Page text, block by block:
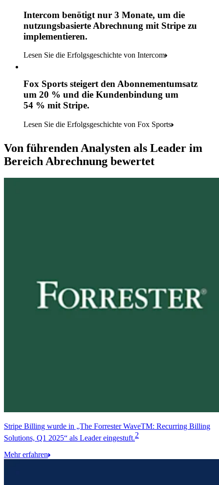
Intercom benötigt nur 3 Monate, um die
nutzungsbasierte Abrechnung mit Stripe zu
implementieren.
Lesen Sie die Erfolgsgeschichte von Intercom
Fox Sports steigert den Abonnementumsatz
um 20 % und die Kundenbindung um
54 % mit Stripe.
Lesen Sie die Erfolgsgeschichte von Fox Sports
Von führenden Analysten als Leader im
Bereich Abrechnung bewertet
Stripe Billing wurde in „The Forrester WaveTM: Recurring Billing
Solutions, Q1 2025“ als Leader eingestuft.2
Mehr erfahren